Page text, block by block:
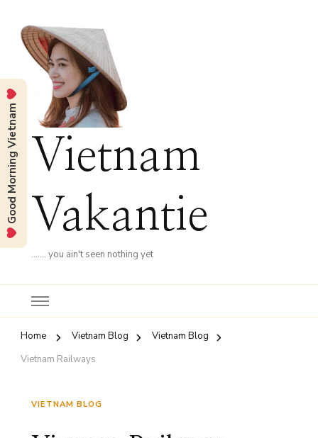
Vietnam
Vakantie
……. you ain't seen nothing yet
Home Vietnam Blog
Vietnam Blog
Vietnam Railways
VIETNAM BLOG
Good Morning Vietnam